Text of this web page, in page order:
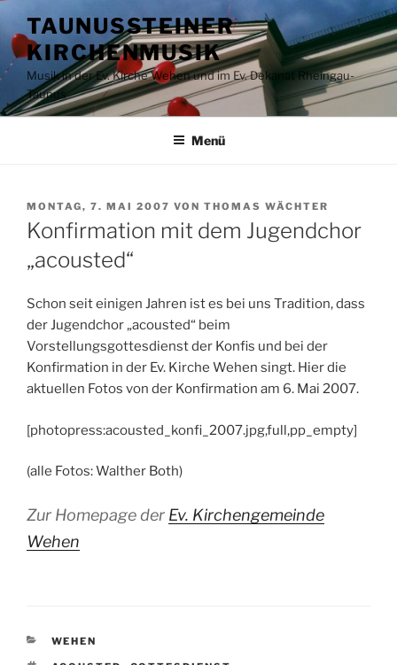
Inhalt
springen
TAUNUSSTEINER
KIRCHENMUSIK
Musik in der Ev. Kirche Wehen und im Ev. Dekanat Rheingau-
Taunus
Menü
VERÖFFENTLICHT
AM
MONTAG, 7. MAI 2007 VON THOMAS WÄCHTER
Konfirmation mit dem Jugendchor
„acousted“
Schon seit einigen Jahren ist es bei uns Tradition, dass
der Jugendchor „acousted“ beim
Vorstellungsgottesdienst der Konfis und bei der
Konfirmation in der Ev. Kirche Wehen singt. Hier die
aktuellen Fotos von der Konfirmation am 6. Mai 2007.
[photopress:acousted_konfi_2007.jpg,full,pp_empty]
(alle Fotos: Walther Both)
Zur Homepage der Ev. Kirchengemeinde
Wehen
KATEGORIEN
WEHEN